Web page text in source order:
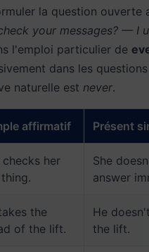
la question ouverte
your messages? — I
l'emploi particulier de
dans les
naturelle est never.
affirmatif Présent
checks her
She
answer
the
of the lift.
He
the lift.